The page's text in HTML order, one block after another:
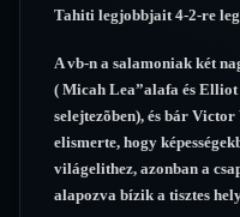
Tahiti legjobbjait 4-2-re
A vb-n a salamoniak két
( Micah Lea”alafa és Elliot
selejtezõben), és bár
elismerte, hogy
világelithez, azonban a
alapozva bízik a tisztes